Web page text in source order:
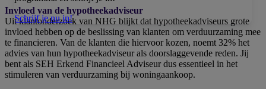
Invloed van de hypotheekadviseur
Uit klantonderzoek van NHG blijkt dat hypotheekadviseurs grote
invloed hebben op de beslissing van klanten om verduurzaming mee
te financieren. Van de klanten die hiervoor kozen, noemt 32% het
advies van hun hypotheekadviseur als doorslaggevende reden. Jij
bent als SEH Erkend Financieel Adviseur dus essentieel in het
stimuleren van verduurzaming bij woningaankoop.
Schrijf je nu in!